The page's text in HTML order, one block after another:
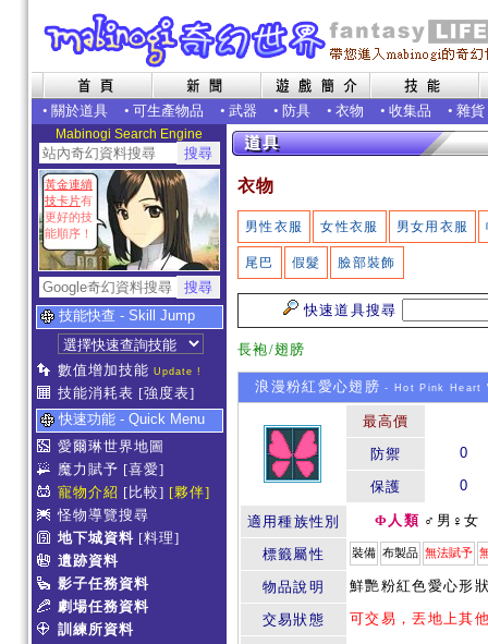
• 關於道具 • 可生產物品 • 武器 • 防具 • 衣物 • 收集品 • 雜貨
Mabinogi Search Engine
黃金連續
技卡片有
更好的技
能順序！
技能快查 - Skill Jump
數值增加技能 Update !
技能消耗表 [強度表]
快速功能 - Quick Menu
愛爾琳世界地圖
魔力賦予 [喜愛]
寵物介紹 [比較] [夥伴]
怪物導覽搜尋
地下城資料 [料理]
遺跡資料
影子任務資料
劇場任務資料
訓練所資料
衣物
男性衣服 女性衣服 男女用衣服
尾巴 假髮 臉部裝飾
快速道具搜尋
長袍/翅膀
浪漫粉紅愛心翅膀 - Hot Pink Heart
最高價
防禦
0
保護 0
適用種族性別 Φ人類 ♂男♀女
標籤屬性 裝備 布製品 無法賦予
物品說明 鮮艷粉紅色愛心形
交易狀態 可交易，丟地上其